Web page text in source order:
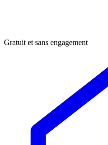
Gratuit et sans engagement